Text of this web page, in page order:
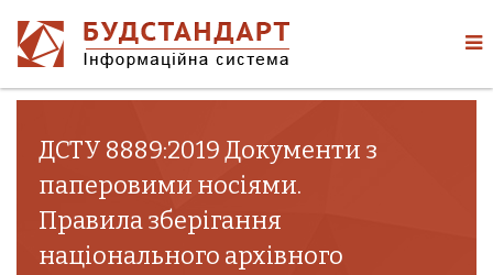
ДСТУ 8889:2019 Документи з
паперовими носіями.
Правила зберігання
національного архівного